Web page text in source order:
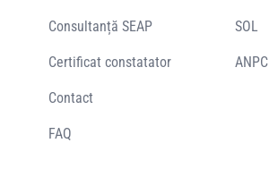
Consultanță SEAP
Certificat constatator
Contact
FAQ
SOL
ANPC